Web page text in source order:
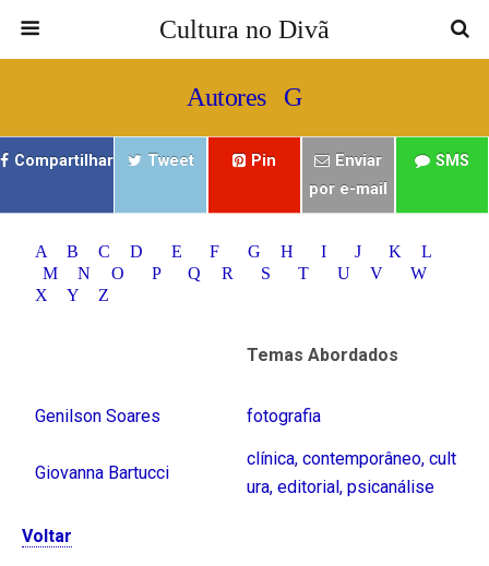
Cultura no Divã
Autores G
Compartilhar Tweet Pin
Enviar
por e-mail
SMS
A B C D E F G H I J K
L
M
N O P Q R S T U V
W
X
Y Z
Temas Abordados
Genilson Soares fotografia
Giovanna Bartucci
clínica, contemporâneo, cult
ura, editorial, psicanálise
Voltar